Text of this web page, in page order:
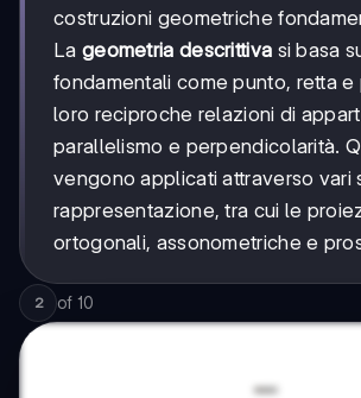
costruzioni geometriche
La geometria descrittiva si basa
fondamentali come punto, retta e
loro reciproche relazioni di
parallelismo e perpendicolarità.
vengono applicati attraverso vari
rappresentazione, tra cui le
ortogonali, assonometriche e
2 of 10